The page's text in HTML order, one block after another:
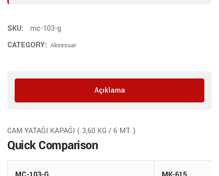
SKU:
mc-103-g
CATEGORY: Aksesuar
Açıklama
CAM YATAĞI KAPAĞI ( 3,60 KG / 6 MT )
Quick Comparison